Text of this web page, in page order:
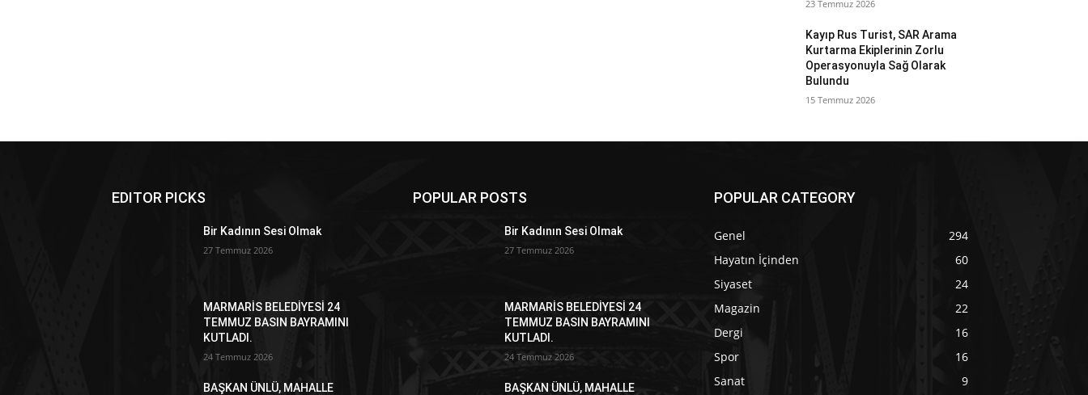
23 Temmuz 2026
Kayıp Rus Turist, SAR Arama
Kurtarma Ekiplerinin Zorlu
Operasyonuyla Sağ Olarak
Bulundu
15 Temmuz 2026
EDITOR PICKS
Bir Kadının Sesi Olmak
27 Temmuz 2026
MARMARİS BELEDİYESİ 24
TEMMUZ BASIN BAYRAMINI
KUTLADI.
24 Temmuz 2026
BAŞKAN ÜNLÜ, MAHALLE
POPULAR POSTS
Bir Kadının Sesi Olmak
27 Temmuz 2026
MARMARİS BELEDİYESİ 24
TEMMUZ BASIN BAYRAMINI
KUTLADI.
24 Temmuz 2026
BAŞKAN ÜNLÜ, MAHALLE
POPULAR CATEGORY
Genel
294
Hayatın İçinden
60
Siyaset
24
Magazin
22
Dergi
16
Spor
16
Sanat
9